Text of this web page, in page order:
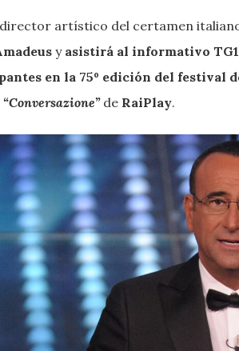
artístico del certamen
y asistirá al informativo TG1
en la 75º edición del festival
“Conversazione”de RaiPlay.